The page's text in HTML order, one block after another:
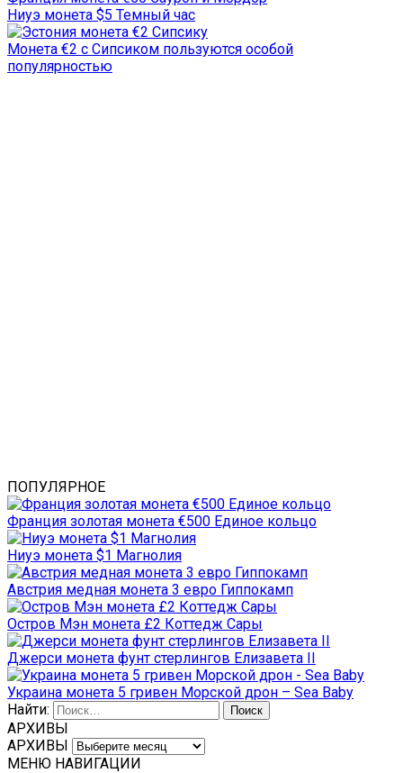
Ниуэ монета $5 Темный час
Монета €2 с Сипсиком пользуются особой
популярностью
ПОПУЛЯРНОЕ
Франция золотая монета €500 Единое кольцо
Ниуэ монета $1 Магнолия
Австрия медная монета 3 евро Гиппокамп
Остров Мэн монета £2 Коттедж Сары
Джерси монета фунт стерлингов Елизавета II
Украина монета 5 гривен Морской дрон – Sea Baby
Найти:
АРХИВЫ
АРХИВЫ
МЕНЮ НАВИГАЦИИ